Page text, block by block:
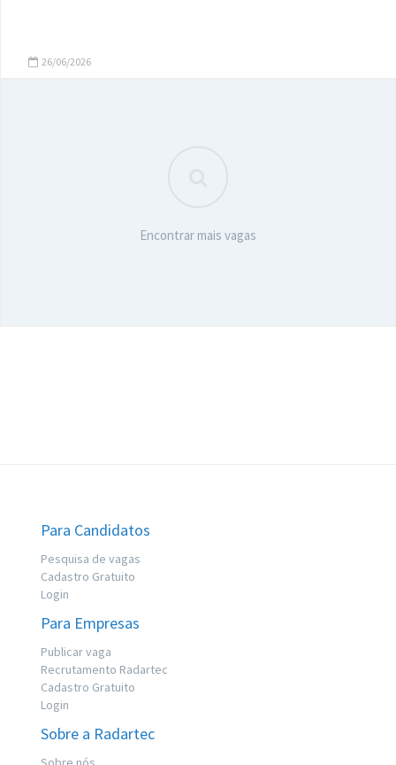
26/06/2026
Encontrar mais vagas
Para Candidatos
Pesquisa de vagas
Cadastro Gratuito
Login
Para Empresas
Publicar vaga
Recrutamento Radartec
Cadastro Gratuito
Login
Sobre a Radartec